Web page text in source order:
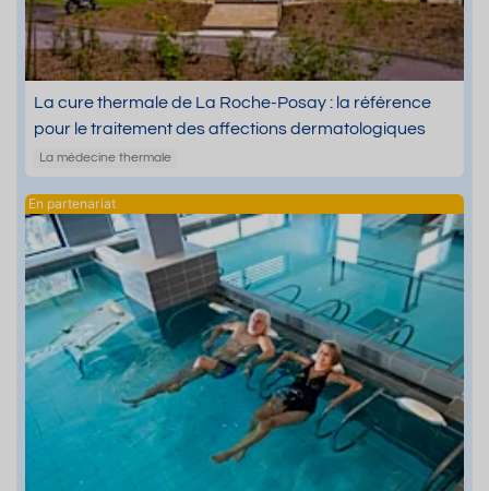
La cure thermale de La Roche-Posay : la référence
pour le traitement des affections dermatologiques
La médecine thermale